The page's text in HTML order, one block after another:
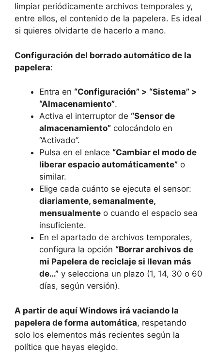
limpiar periódicamente archivos temporales y,
entre ellos, el contenido de la papelera. Es ideal
si quieres olvidarte de hacerlo a mano.
Configuración del borrado automático de la
papelera:
Entra en “Configuración” > “Sistema” >
“Almacenamiento”.
Activa el interruptor de “Sensor de
almacenamiento” colocándolo en
“Activado”.
Pulsa en el enlace “Cambiar el modo de
liberar espacio automáticamente” o
similar.
Elige cada cuánto se ejecuta el sensor:
diariamente, semanalmente,
mensualmente o cuando el espacio sea
insuficiente.
En el apartado de archivos temporales,
configura la opción “Borrar archivos de
mi Papelera de reciclaje si llevan más
de…” y selecciona un plazo (1, 14, 30 o 60
días, según versión).
A partir de aquí Windows irá vaciando la
papelera de forma automática, respetando
solo los elementos más recientes según la
política que hayas elegido.